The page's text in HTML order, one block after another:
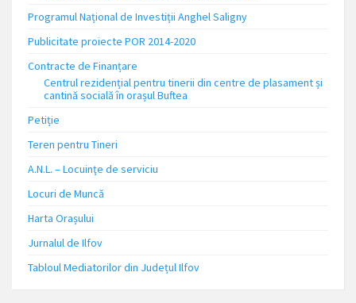
Programul Național de Investiții Anghel Saligny
Publicitate proiecte POR 2014-2020
Contracte de Finanțare
Centrul rezidențial pentru tinerii din centre de plasament și
cantină socială în orașul Buftea
Petiție
Teren pentru Tineri
A.N.L. – Locuinţe de serviciu
Locuri de Muncă
Harta Orașului
Jurnalul de Ilfov
Tabloul Mediatorilor din Județul Ilfov